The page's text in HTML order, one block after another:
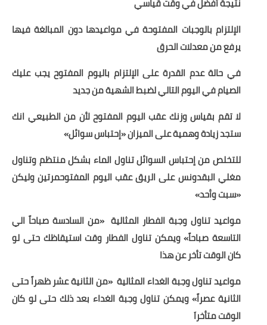
الإلتزام بالوجبات المفتوحة في مواعيدها دون المبالغة فيها
يرفع من معدلات الحرق
في حالة عدم القدرة على الإلتزام باليوم المفتوح يجب عليك
الصيام في اليوم التالي لضبط الشهية من جديد
لا تقم بقياس وزنك عقب اليوم المفتوح لأن من الطبيعي انك
ستجد زيادة وهمية على الميزان «إحتباس سوائل»
للتخلص من إحتباس السوائل تناول الماء بشكل منتظم وتناول
مغلي البقدونس على الريق عقب اليوم المفتوحمرتين وليكن
«سبت وأحد»
مواعيد تناول وجبة الفطار المثالية «من السادسة صباحاً الي
التاسعة صباحاً» ويمكن تناول الفطار وقت استيقاظك حتى لو
كان الوقت تأخر عن هذا
مواعيد تناول وجبة الغداء المثالية «من الثانية عشر ظهراً حتى
الثانية عصراً» ويمكن تناول وجبة الغداء بعد ذلك حتى لو كان
الوقت متأخراَ